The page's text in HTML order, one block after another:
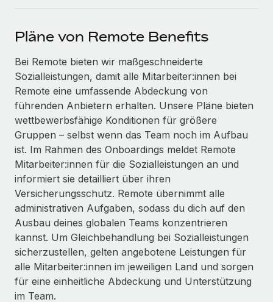
Integrationen
Tools
DIENSTLEISTUNGEN
Frag unsere Expert:innen
Hilfe von Expert:innen für globale HR & Compliance
Background-Checks
Einfacheres Bewerber:innen-Screening
Compliance Watchtower
Lückenlose Compliance
Geräteverwaltung
Globale Bereitstellung und Verfolgung von IT-
Geräten
Gründung von Niederlassungen
Schnelle, rechtssichere Gründung von
Flexible Einbettung von Global-HR-Funktionen in deine
Entdecke die Möglichkeiten einer Partnerschaft
Remote Build
Demnächst verfügbar
Beratung zu Integrationen und KI-Automatisierung
FALLSTUDIEN
So hat der KI-Vorreiter Weaviate sein Team mit
Remote um 120 % vergrößert
Weaviate auf einen Blick Weaviate entwickelt KI-basierte
Open-Source-Infrastrukturen. Das...
Mehr erfahren
Strategische Partnerschaft zwischen
Reverse Tech und Remote für Contractor
Webinare
Events
Newsroom
Informationen zu Gehältern und Qualifikationen
Insights Center
Hol dir Unterstützung
BLOG
Globale Payroll
EOR und PEO
Contractor Management
Steuern
Pläne von Remote Benefits
Bei Remote bieten wir maßgeschneiderte
Sozialleistungen, damit alle Mitarbeiter:innen bei
Remote eine umfassende Abdeckung von
führenden Anbietern erhalten. Unsere Pläne bieten
wettbewerbsfähige Konditionen für größere
Gruppen – selbst wenn das Team noch im Aufbau
ist. Im Rahmen des Onboardings meldet Remote
Mitarbeiter:innen für die Sozialleistungen an und
informiert sie detailliert über ihren
Versicherungsschutz. Remote übernimmt alle
administrativen Aufgaben, sodass du dich auf den
Ausbau deines globalen Teams konzentrieren
kannst. Um Gleichbehandlung bei Sozialleistungen
sicherzustellen, gelten angebotene Leistungen für
alle Mitarbeiter:innen im jeweiligen Land und sorgen
für eine einheitliche Abdeckung und Unterstützung
im Team.